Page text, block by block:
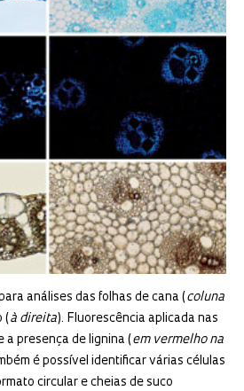
análises das folhas de cana ( coluna
( à direita). Fluorescência aplicada nas
a presença de lignina ( em vermelho na
é possível identificar várias células
circular e cheias de suco